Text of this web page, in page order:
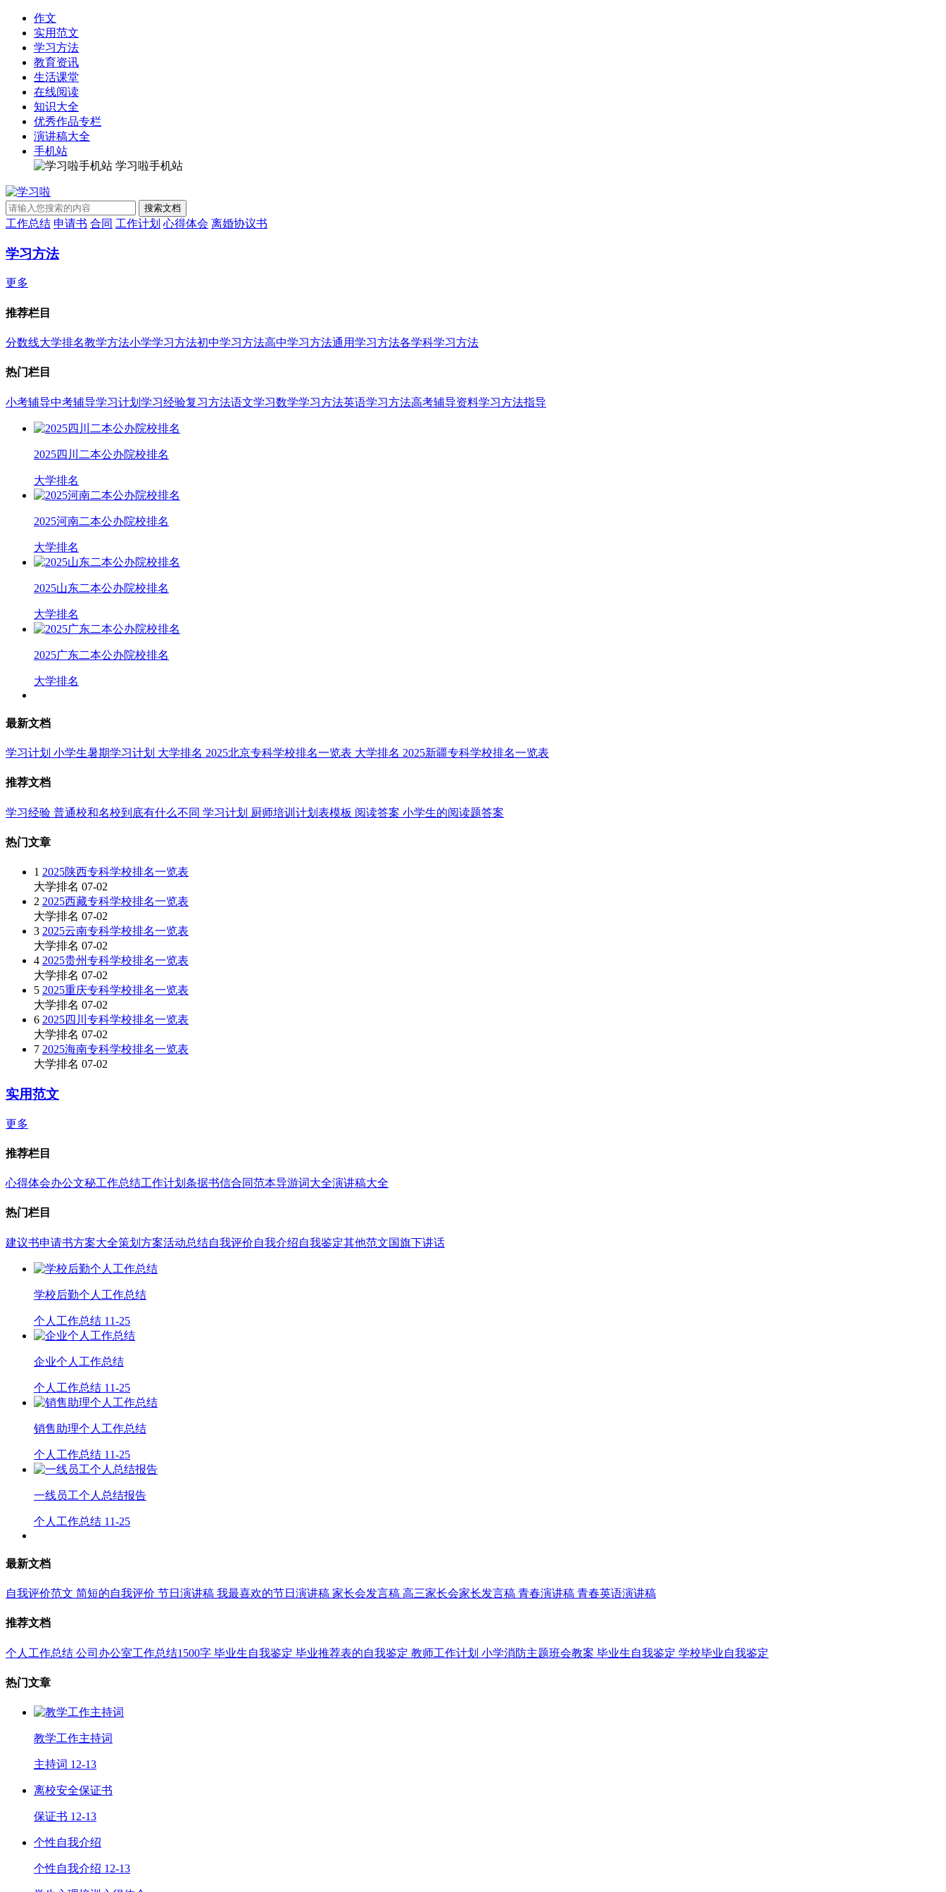
作文
实用范文
学习方法
教育资讯
生活课堂
在线阅读
知识大全
优秀作品专栏
演讲稿大全
手机站
学习啦手机站
工作总结 申请书 合同 工作计划 心得体会 离婚协议书
学习方法
更多
推荐栏目
分数线大学排名教学方法小学学习方法初中学习方法高中学习方法通用学习方法各学科学习方法
热门栏目
小考辅导中考辅导学习计划 学习经验复习方法语文学习数学学习方法英语学习方法高考辅导资料学习方法指导
2025四川二本公办院校排名
大学排名
2025河南二本公办院校排名
大学排名
2025山东二本公办院校排名
大学排名
2025广东二本公办院校排名
大学排名
最新文档
学习计划 小学生暑期学习计划 大学排名 2025北京专科学校排名一览表 大学排名 2025新疆专科学校排名一览表
推荐文档
学习经验 普通校和名校到底有什么不同 学习计划 厨师培训计划表模板 阅读答案 小学生的阅读题答案
热门文章
1 2025陕西专科学校排名一览表
大学排名 07-02
2 2025西藏专科学校排名一览表
大学排名 07-02
3 2025云南专科学校排名一览表
大学排名 07-02
4 2025贵州专科学校排名一览表
大学排名 07-02
5 2025重庆专科学校排名一览表
大学排名 07-02
6 2025四川专科学校排名一览表
大学排名 07-02
7 2025海南专科学校排名一览表
大学排名 07-02
实用范文
更多
推荐栏目
心得体会办公文秘工作总结工作计划 条据书信合同范本导游词大全演讲稿大全
热门栏目
建议书申请书方案大全策划方案活动总结自我评价自我介绍自我鉴定其他范文国旗下讲话
学校后勤个人工作总结
个人工作总结 11-25
企业个人工作总结
个人工作总结 11-25
销售助理个人工作总结
个人工作总结 11-25
一线员工个人总结报告
个人工作总结 11-25
最新文档
自我评价范文 简短的自我评价 节日演讲稿 我最喜欢的节日演讲稿 家长会发言稿 高三家长会家长发言稿 青春演讲稿 青春英语演讲稿
推荐文档
个人工作总结 公司办公室工作总结1500字 毕业生自我鉴定 毕业推荐表的自我鉴定 教师工作计划 小学消防主题班会教案 毕业生自我鉴定 学校毕业自我鉴定
热门文章
教学工作主持词
主持词 12-13
离校安全保证书
保证书 12-13
个性自我介绍
个性自我介绍 12-13